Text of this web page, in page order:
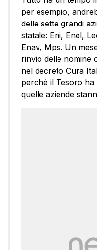
per esempio,
delle sette grandi
statale: Eni, Enel,
Enav, Mps. Un
rinvio delle nomine
nel decreto Cura
perché il Tesoro ha
quelle aziende